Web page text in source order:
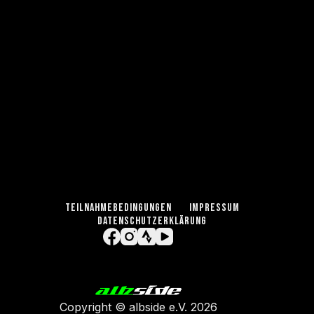
TEILNAHMEBEDINGUNGEN
IMPRESSUM
DATENSCHUTZERKLÄRUNG
Copyright © albside e.V. 2026